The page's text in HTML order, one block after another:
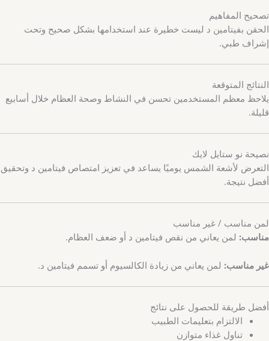
تصحيح المفاهيم
الحقن بفيتامين د ليست خطيرة عند استخدامها بشكل صحيح وتحت
إشراف طبي.
النتائج المتوقعة
يلاحظ معظم المستخدمين تحسن في النشاط وصحة العظام خلال أسابيع
قليلة.
نصيحة نو ستايل لايك
التعرض لأشعة الشمس يوميًا يساعد في تعزيز امتصاص فيتامين د وتحقيق
أفضل نتيجة.
لمن مناسب / غير مناسب
مناسب: لمن يعاني من نقص فيتامين د أو ضعف العظام.
غير مناسب: لمن يعاني من زيادة الكالسيوم أو تسمم فيتامين د.
أفضل طريقة للحصول على نتائج
الالتزام بتعليمات الطبيب
تناول غذاء متوازن